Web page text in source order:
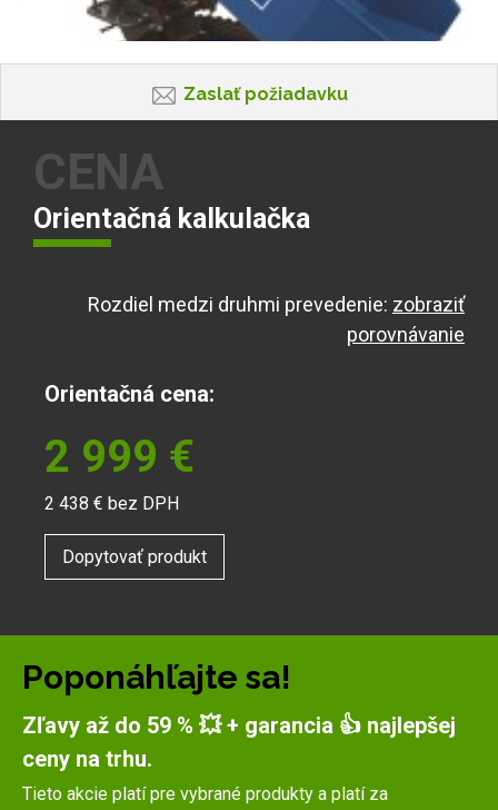
Zaslať požiadavku
CENA
Orientačná kalkulačka
Rozdiel medzi druhmi prevedenie: zobraziť
porovnávanie
Orientačná cena:
2 999 €
2 438 € bez DPH
Dopytovať produkt
Poponáhľajte sa!
Zľavy až do 59 % 💥 + garancia 👍 najlepšej
ceny na trhu.
Tieto akcie platí pre vybrané produkty a platí za